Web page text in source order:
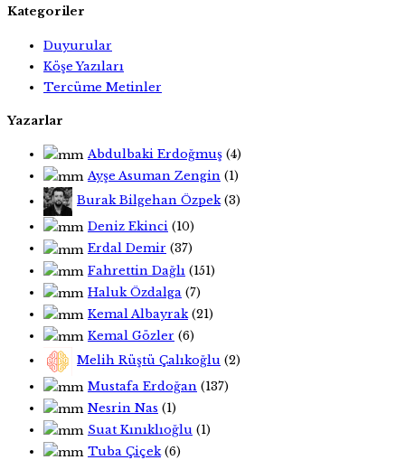
Kategoriler
Duyurular
Köşe Yazıları
Tercüme Metinler
Yazarlar
Abdulbaki Erdoğmuş (4)
Ayşe Asuman Zengin (1)
Burak Bilgehan Özpek(3)
Deniz Ekinci (10)
Erdal Demir (37)
Fahrettin Dağlı (151)
Haluk Özdalga (7)
Kemal Albayrak(21)
Kemal Gözler (6)
Melih Rüştü Çalıkoğlu (2)
Mustafa Erdoğan (137)
Nesrin Nas (1)
Suat Kınıklıoğlu (1)
Tuba Çiçek(6)